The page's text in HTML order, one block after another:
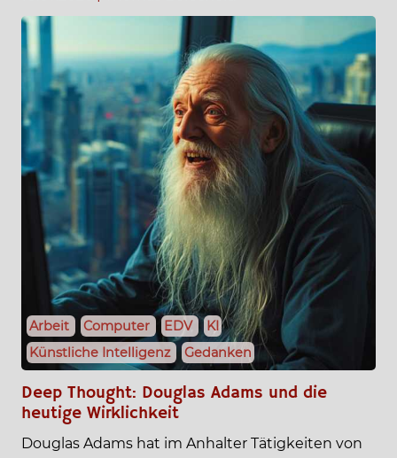
Arbeit Computer EDV
KI
Künstliche Intelligenz
Gedanken
Deep Thought: Douglas Adams und die
heutige Wirklichkeit
Douglas Adams hat im Anhalter Tätigkeiten von